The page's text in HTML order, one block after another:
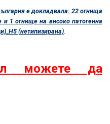
е докладвала: 22 огнища
1 огнище на високо патогенна
(нетипизирана)
можете да